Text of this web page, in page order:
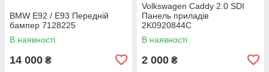
BMW E92 / E93 Передній
бампер 7128225
В наявності
14 000 ₴
Volkswagen Caddy 2.0 SDI
Панель приладів
2K0920844C
В наявності
2 000 ₴